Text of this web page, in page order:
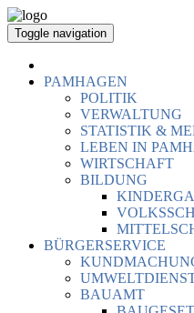
Toggle navigation
PAMHAGEN
POLITIK
VERWALTUNG
STATISTIK &
LEBEN IN
WIRTSCHAFT
BILDUNG
BÜRGERSERVICE
BAUAMT